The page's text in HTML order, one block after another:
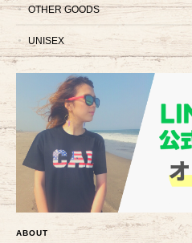
OTHER GOODS
UNISEX
ABOUT